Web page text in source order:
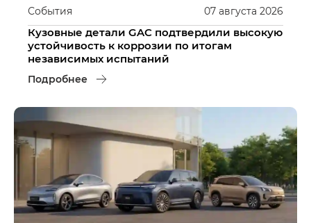
07 августа 2026
События
Кузовные детали GAC подтвердили высокую
устойчивость к коррозии по итогам
независимых испытаний
Подробнее